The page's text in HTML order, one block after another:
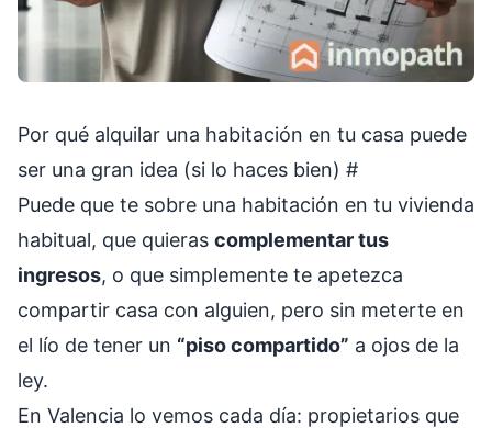
Por qué alquilar una habitación en tu casa puede
ser una gran idea (si lo haces bien) #
Puede que te sobre una habitación en tu vivienda
habitual, que quieras complementar tus
ingresos, o que simplemente te apetezca
compartir casa con alguien, pero sin meterte en
el lío de tener un “piso compartido” a ojos de la
ley.
En Valencia lo vemos cada día: propietarios que